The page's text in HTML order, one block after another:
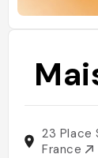
23
France